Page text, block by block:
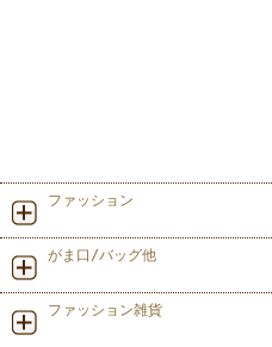
ファッション
がま口/バッグ他
ファッション雑貨